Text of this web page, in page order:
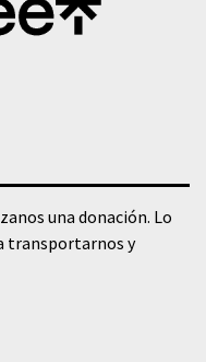
una donación. Lo
transportarnos y